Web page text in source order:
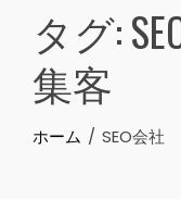
タグ:
集客
ホーム SEO会社